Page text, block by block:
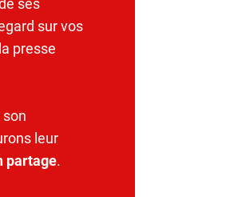
sur vos
presse
son
leur
partage.